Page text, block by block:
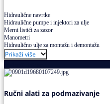
Hidraulične navrtke
Hidraulične pumpe i injektori za ulje
Merni listići za zazor
Manometri
Hidraulično ulje za montažu i demontažu
Prikaži više
Ručni alati za podmazivanje